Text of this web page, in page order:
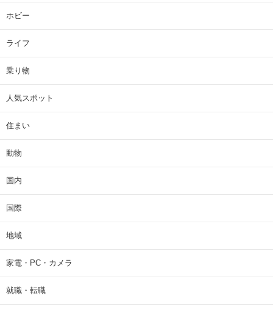
ホビー
ライフ
乗り物
人気スポット
住まい
動物
国内
国際
地域
家電・PC・カメラ
就職・転職